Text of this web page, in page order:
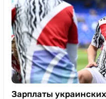
Зарплаты